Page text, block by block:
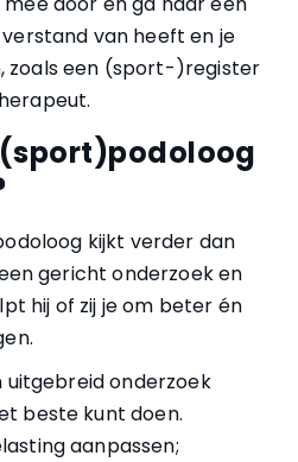
van heeft en je
zoals een (sport-)register
kijkt verder dan
gericht onderzoek en
hij of zij je om beter én
uitgebreid onderzoek
beste kunt doen.
aanpassen;